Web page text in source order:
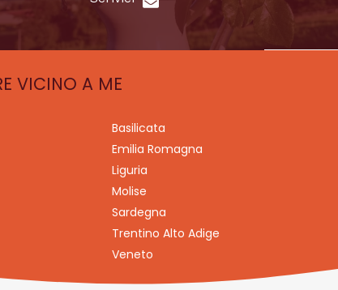
VICINO A ME
Basilicata
Emilia Romagna
Liguria
Molise
Sardegna
Trentino Alto Adige
Veneto